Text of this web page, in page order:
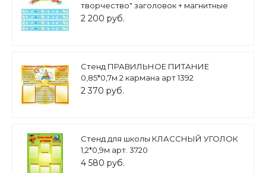
творчество" заголовок + магнитные
ленты арт.МАГ1237
2 200 руб.
Стенд ПРАВИЛЬНОЕ ПИТАНИЕ
0,85*0,7м 2 кармана арт 1392
2 370 руб.
Стенд для школы КЛАССНЫЙ УГОЛОК
1,2*0,9м арт. 3720
4 580 руб.